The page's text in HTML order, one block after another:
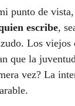
punto de
escribe,
Los viejos
que la
vez? La